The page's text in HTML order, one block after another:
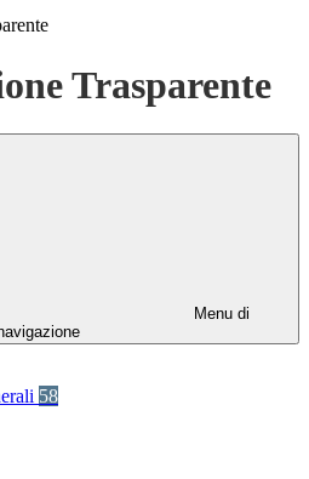
Trasparente
Menu di
58